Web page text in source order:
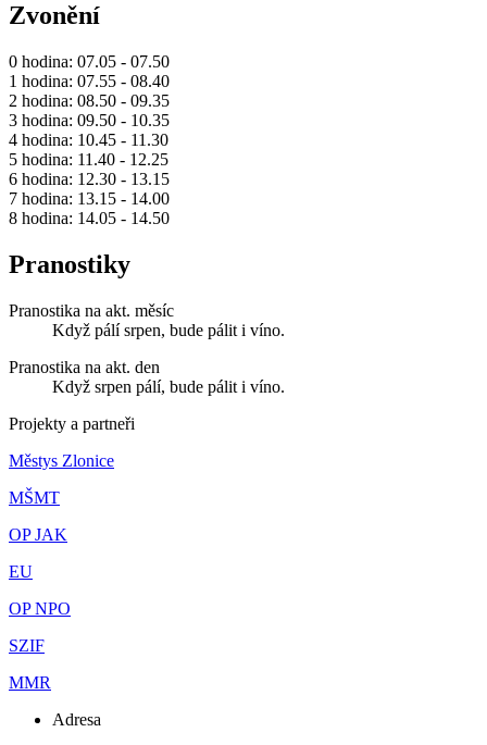
Zvonění
0 hodina: 07.05 - 07.50
1 hodina: 07.55 - 08.40
2 hodina: 08.50 - 09.35
3 hodina: 09.50 - 10.35
4 hodina: 10.45 - 11.30
5 hodina: 11.40 - 12.25
6 hodina: 12.30 - 13.15
7 hodina: 13.15 - 14.00
8 hodina: 14.05 - 14.50
Pranostiky
Pranostika na akt. měsíc
Když pálí srpen, bude pálit i víno.
Pranostika na akt. den
Když srpen pálí, bude pálit i víno.
Projekty a partneři
Městys Zlonice
MŠMT
OP JAK
EU
OP NPO
SZIF
MMR
Adresa